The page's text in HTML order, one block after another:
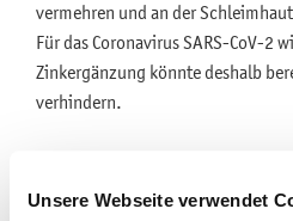
Unsere Webseite verwendet
vermehren und an der
Für das Coronavirus SARS-CoV-2
Zinkergänzung könnte deshalb
verhindern.
bestimmter Abwehrzellen, zum